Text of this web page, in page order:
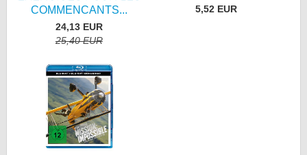
COMMENCANTS...
24,13 EUR
25,40 EUR
5,52 EUR